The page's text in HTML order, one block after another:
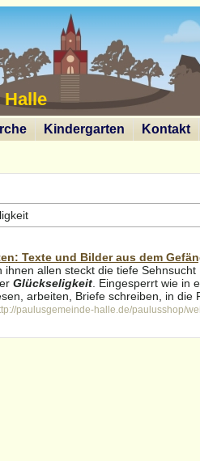
Kindergarten Kontakt
Texte und Bilder aus dem
ihnen allen steckt die tiefe
Glückseligkeit. Eingesperrt wie in
arbeiten, Briefe schreiben, in die
paulusgemeinde-halle.de/paulusshop/